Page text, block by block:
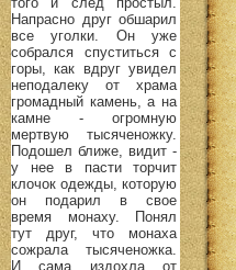
Напрасно друг обшарил
все уголки. Он уже
собрался спуститься с
горы, как вдруг увидел
неподалеку от храма
громадный камень, а на
камне - огромную
мертвую тысяченожку.
Подошел ближе, видит -
у нее в пасти торчит
клочок одежды, которую
он подарил в свое
время монаху. Понял
тут друг, что монаха
сожрала тысяченожка.
И сама издохла от